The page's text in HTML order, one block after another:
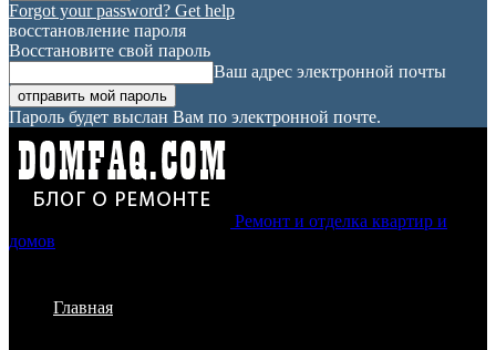
Forgot your password? Get help
восстановление пароля
Восстановите свой пароль
Ваш адрес электронной почты
Пароль будет выслан Вам по электронной почте.
Ремонт и отделка квартир и
домов
Главная